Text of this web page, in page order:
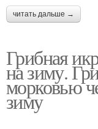
читать дальше →
Грибная
на зиму.
морковью
зиму